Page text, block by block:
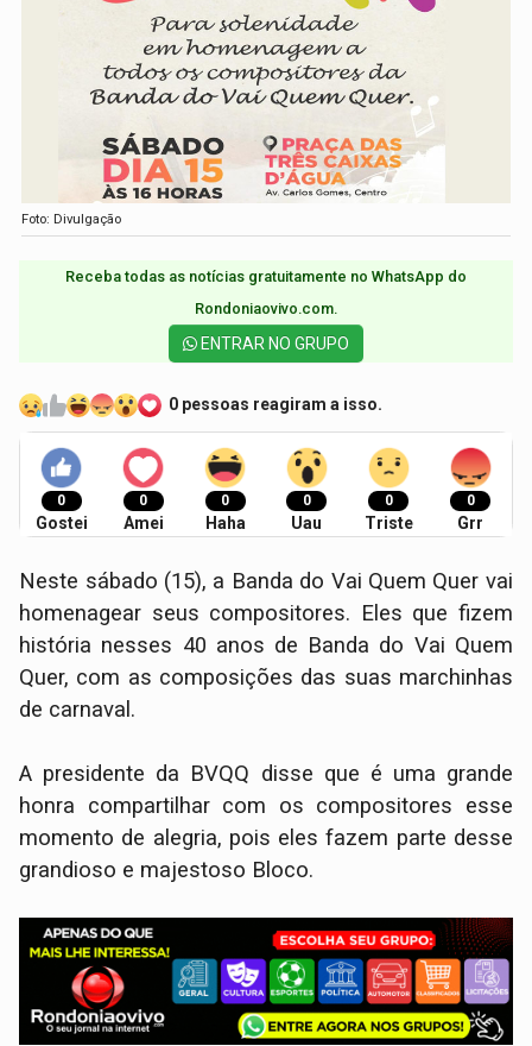
Foto: Divulgação
Receba todas as notícias gratuitamente no WhatsApp do
Rondoniaovivo.com.​
ENTRAR NO GRUPO
0 pessoas reagiram a isso.
0
Gostei
0
Amei
0
Haha
0
Uau
0
Triste
0
Grr
Neste sábado (15), a Banda do Vai Quem Quer vai
homenagear seus compositores. Eles que fizem
história nesses 40 anos de Banda do Vai Quem
Quer, com as composições das suas marchinhas
de carnaval.
A presidente da BVQQ disse que é uma grande
honra compartilhar com os compositores esse
momento de alegria, pois eles fazem parte desse
grandioso e majestoso Bloco.